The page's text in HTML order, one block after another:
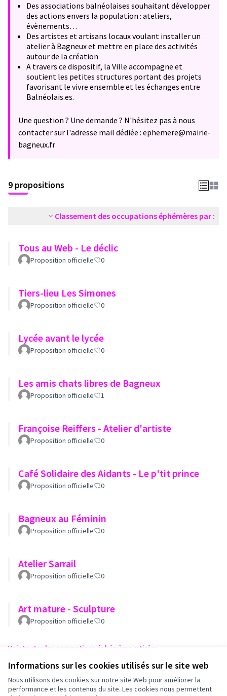
Informations sur les cookies utilisés sur le site web
Nous utilisons des cookies sur notre site Web pour améliorer la
performance et les contenus du site. Les cookies nous permettent
Des associations balnéolaises souhaitant développer
des actions envers la population : ateliers,
évènements…
Des artistes et artisans locaux voulant installer un
atelier à Bagneux et mettre en place des activités
autour de la création
A travers ce dispositif, la Ville accompagne et
soutient les petites structures portant des projets
favorisant le vivre ensemble et les échanges entre
Balnéolais.es.
Une question ? Une demande ? N'hésitez pas à nous
contacter sur l'adresse mail dédiée : ephemere@mairie-
bagneux.fr
9 propositions
Classement des occupations éphémères par :
Tous au Web - Le déclic
Proposition officielle 0
Tiers-lieu Les Simones
Proposition officielle 0
Lycée avant le lycée
Proposition officielle 0
Les amis chats libres de Bagneux
Proposition officielle 1
Françoise Reiffers - Atelier d'artiste
Proposition officielle 0
Café Solidaire des Aidants - Le p'tit prince
Proposition officielle 0
Bagneux au Féminin
Proposition officielle 0
Atelier Sarrail
Proposition officielle 0
Art mature - Sculpture
Proposition officielle 0
Voir toutes les occupations éphémères retirées
Conditions d'utilisation
Paramètres des cookies